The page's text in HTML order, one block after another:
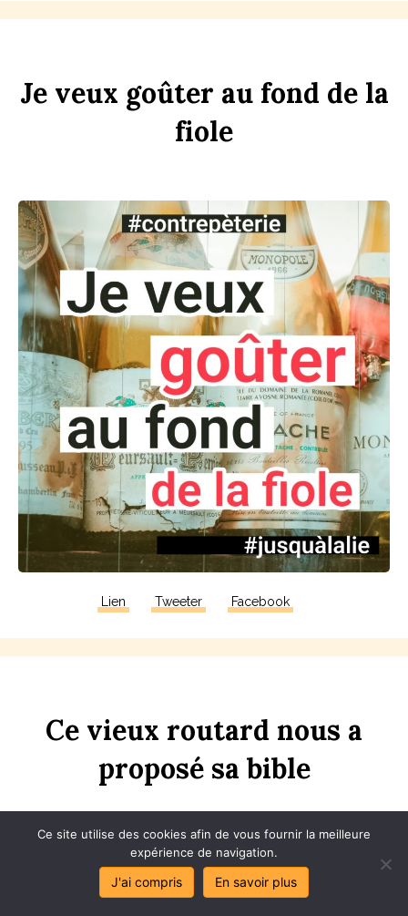
Je veux goûter au fond de la
fiole
Lien Tweeter Facebook
Ce vieux routard nous a
proposé sa bible
Ce site utilise des cookies afin de vous fournir la meilleure
expérience de navigation.
J'ai compris En savoir plus